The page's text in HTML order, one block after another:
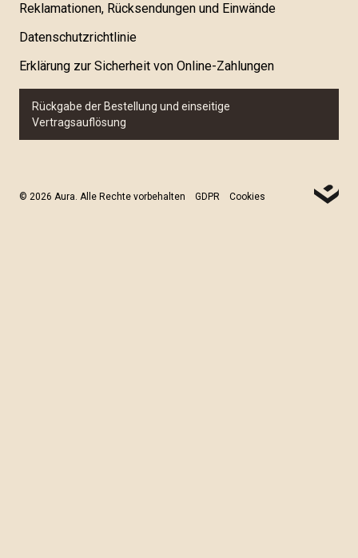
Reklamationen, Rücksendungen und Einwände
Datenschutzrichtlinie
Erklärung zur Sicherheit von Online-Zahlungen
Rückgabe der Bestellung und einseitige
Vertragsauflösung
© 2026 Aura. Alle Rechte vorbehalten GDPR Cookies